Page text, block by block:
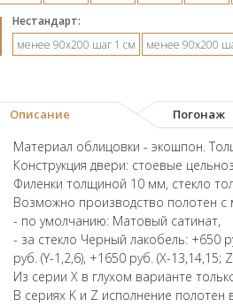
Hестандарт:
менее 90х200 шаг 1 см
менее 90х200
Описание Погонаж
Материал облицовки - экошпон.
Конструкция двери: стоевые
Филенки толщиной 10 мм, стекло
Возможно производство полотен
- по умолчанию: Матовый сатинат,
- за стекло Черный лакобель: +650
руб. (Y-1,2,6), +1650 руб. (X-13,14,15;
Из серии X в глухом варианте
В сериях K и Z исполнение полотен